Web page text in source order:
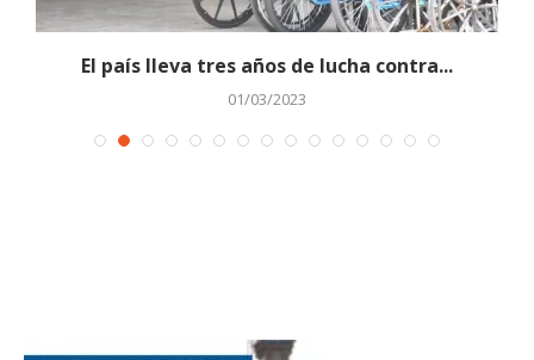
El país lleva tres años de lucha contra...
01/03/2023